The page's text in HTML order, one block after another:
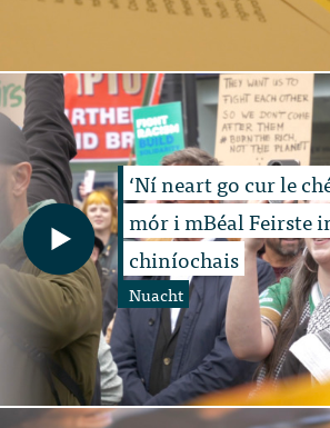
‘Ní neart go cur le
mór i mBéal Feirste
chiníochais
Nuacht